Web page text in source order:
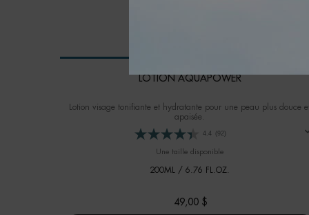
LOTION AQUAPOWER
Lotion visage tonifiante et hydratante pour une peau plus douce
apaisée.
4.4 (92)
Une taille disponible
200ML / 6.76 FL.OZ.
49,00 $